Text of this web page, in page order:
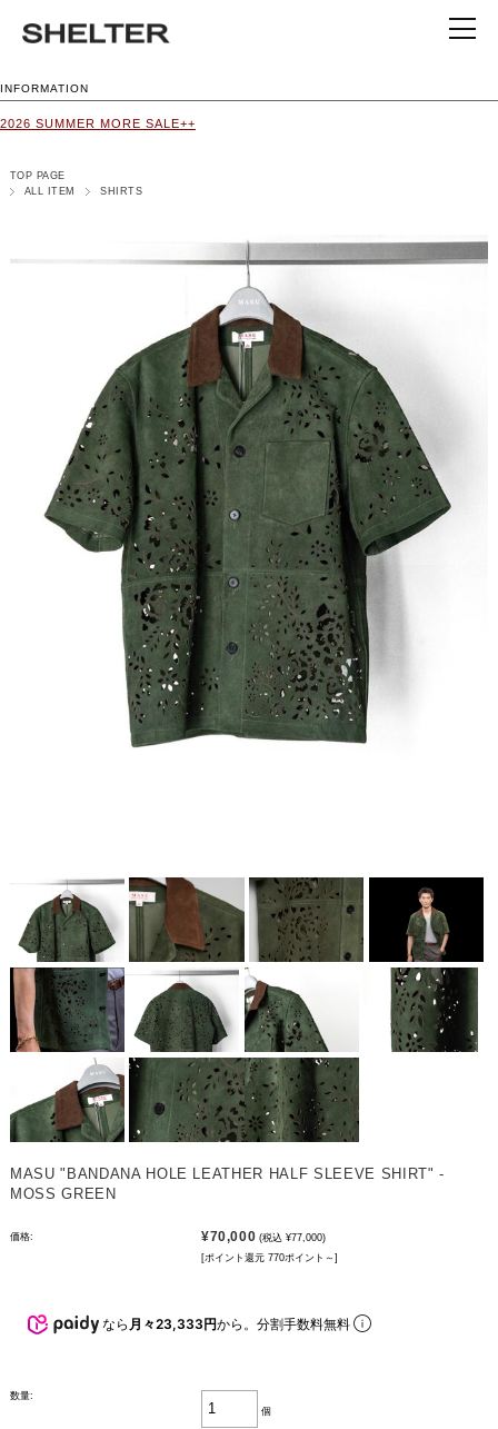
INFORMATION
2026 SUMMER MORE SALE++
TOP PAGE
ALL ITEM
SHIRTS
MASU "BANDANA HOLE LEATHER HALF SLEEVE SHIRT" -
MOSS GREEN
価格: ¥70,000 (税込 ¥77,000)
[ポイント還元 770ポイント～]
なら 月々23,333円から。分割手数料無料
数量:
個